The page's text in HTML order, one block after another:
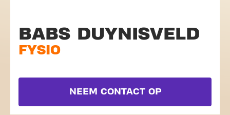
BABS DUYNISVELD
FYSIO
NEEM CONTACT OP